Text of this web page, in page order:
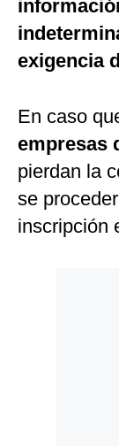
exigencia
En caso
empresas
pierdan la
se
inscripción